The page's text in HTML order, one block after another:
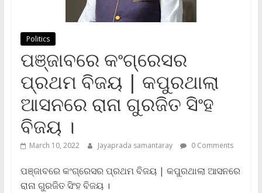
Politics
ପଞ୍ଜାବରେ କଂଗ୍ରେସର
ପ୍ରଥମ ବିଜୟ | କପୁରଥାଲା
ଆସନରେ ରାନା ଗୁରଜିତ ସିଂହ
ବିଜୟ ।
March 10, 2022 Jayaprada samantaray 0 Comments
ପଞ୍ଜାବରେ କଂଗ୍ରେସର ପ୍ରଥମ ବିଜୟ | କପୁରଥାଲା ଆସନରେ
ରାନା ଗୁରଜିତ ସିଂହ ବିଜୟ ।